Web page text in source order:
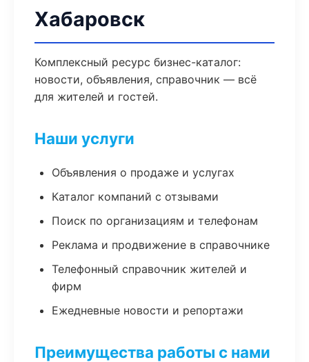
Хабаровск
Комплексный ресурс бизнес-каталог:
новости, объявления, справочник — всё
для жителей и гостей.
Наши услуги
Объявления о продаже и услугах
Каталог компаний с отзывами
Поиск по организациям и телефонам
Реклама и продвижение в справочнике
Телефонный справочник жителей и
фирм
Ежедневные новости и репортажи
Преимущества работы с нами